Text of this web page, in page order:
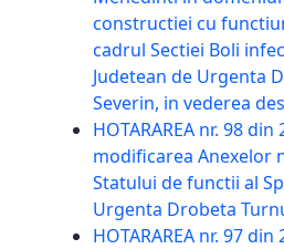
constructiei cu
cadrul Sectiei Boli
Judetean de Urgenta
Severin, in vederea
HOTARAREA nr. 98
modificarea Anexelor
Statului de functii al
Urgenta Drobeta
HOTARAREA nr. 97